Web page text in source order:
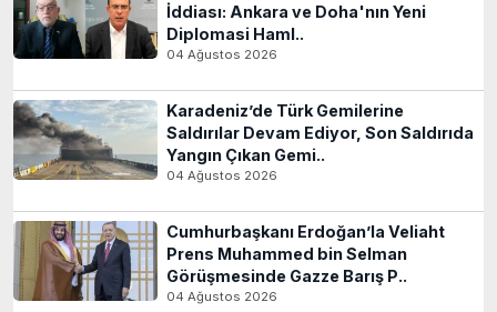
İddiası: Ankara ve Doha'nın Yeni
Diplomasi Haml..
04 Ağustos 2026
Karadeniz’de Türk Gemilerine
Saldırılar Devam Ediyor, Son Saldırıda
Yangın Çıkan Gemi..
04 Ağustos 2026
Cumhurbaşkanı Erdoğan’la Veliaht
Prens Muhammed bin Selman
Görüşmesinde Gazze Barış P..
04 Ağustos 2026